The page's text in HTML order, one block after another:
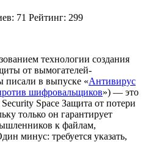
71 Рейтинг: 299
технологии создания
от вымогателей-
в выпуске «Антивирус
шифровальщиков») — это
Space Защита от потери
только он гарантирует
к файлам,
минус: требуется указать,